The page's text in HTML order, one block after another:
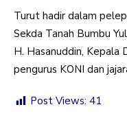
Turut hadir dalam
Sekda Tanah Bumbu
H. Hasanuddin, Kepala
pengurus KONI dan
Post Views: 41